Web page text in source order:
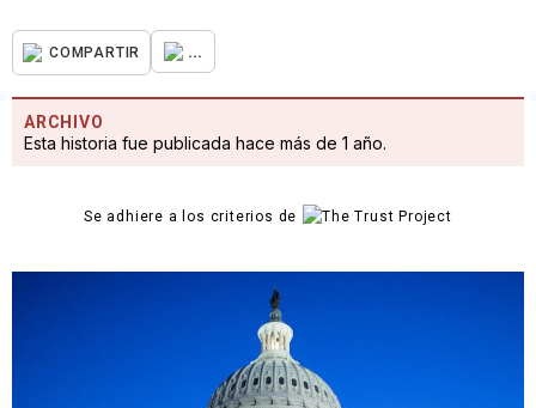
COMPARTIR ...
ARCHIVO
Esta historia fue publicada hace más de 1 año.
Se adhiere a los criterios de